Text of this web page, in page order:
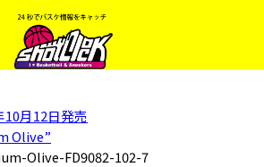
10月12日発売
Olive”
Olive-FD9082-102-7